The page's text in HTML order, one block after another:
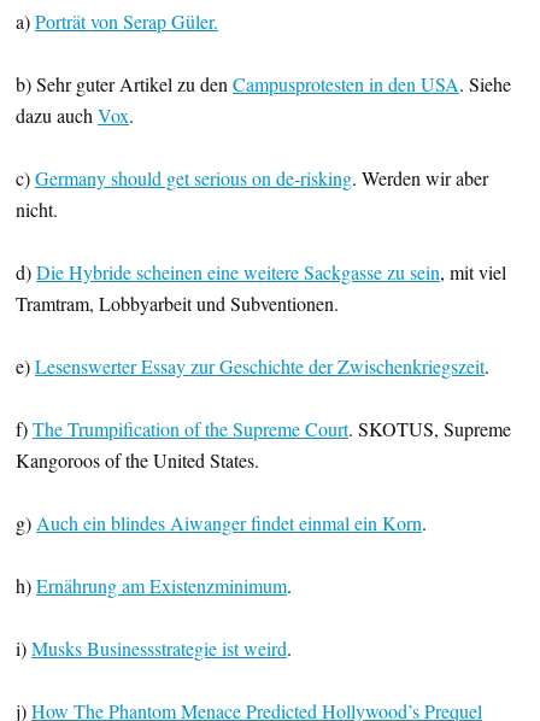
a)Porträt von Serap Güler.
b) Sehr guter Artikel zu den Campusprotesten in den USA. Siehe
dazu auch Vox.
c)Germany should get serious on de-risking. Werden wir aber
nicht.
d)Die Hybride scheinen eine weitere Sackgasse zu sein, mit viel
Tramtram, Lobbyarbeit und Subventionen.
e)Lesenswerter Essay zur Geschichte der Zwischenkriegszeit.
f)The Trumpification of the Supreme Court. SKOTUS, Supreme
Kangoroos of the United States.
g) Auch ein blindes Aiwanger findet einmal ein Korn.
h)Ernährung am Existenzminimum.
i)Musks Businessstrategie ist weird.
j)How The Phantom Menace Predicted Hollywood’s Prequel